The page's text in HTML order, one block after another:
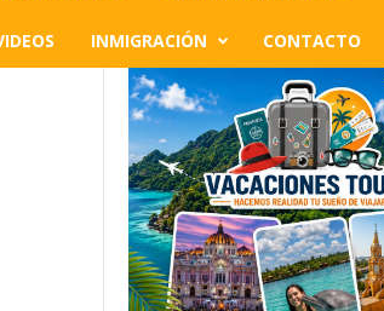
INMIGRACIÓN CONTACTO